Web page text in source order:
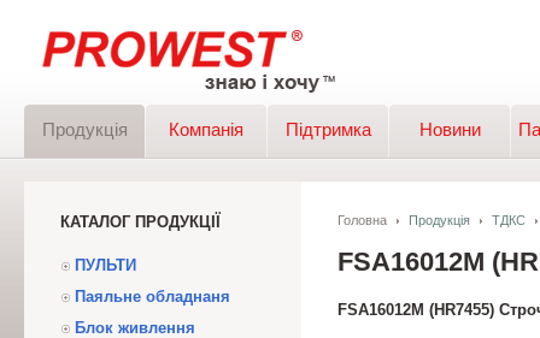
Продукція Компанія Підтримка Новини
КАТАЛОГ ПРОДУКЦІЇ
ПУЛЬТИ
Паяльне обладнаня
Блок живлення
Головна Продукція ТДКС
FSA16012M
FSA16012M (HR7455)